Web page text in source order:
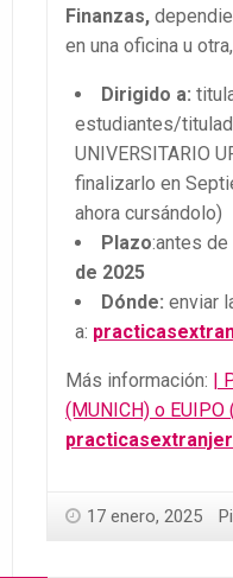
Finanzas,
en una oficina u
Dirigido a:
estudiantes/
UNIVERSITARIO
finalizarlo en
ahora cursándolo)
Plazo:antes de
de 2025
Dónde: enviar
a:
Más información:
|
(MUNICH) o EUIPO
17 enero, 2025